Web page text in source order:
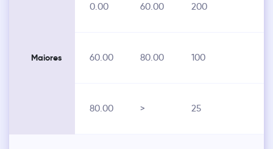
Maiores
0.00 60.00 200
60.00 80.00 100
80.00 > 25